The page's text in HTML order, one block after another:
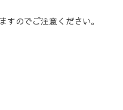
すのでご注意ください。